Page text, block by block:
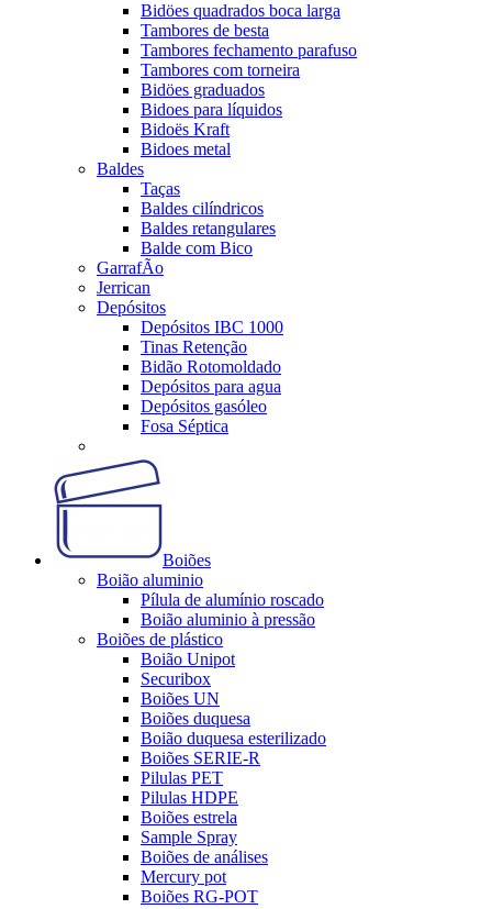
Bidöes quadrados boca larga
Tambores de besta
Tambores fechamento parafuso
Tambores com torneira
Bidöes graduados
Bidoes para líquidos
Bidoës Kraft
Bidoes metal
Baldes
Taças
Baldes cilíndricos
Baldes retangulares
Balde com Bico
GarrafÃo
Jerrican
Depósitos
Depósitos IBC 1000
Tinas Retenção
Bidão Rotomoldado
Depósitos para agua
Depósitos gasóleo
Fosa Séptica
Boiões
Boião aluminio
Pílula de alumínio roscado
Boião aluminio à pressão
Boiões de plástico
Boião Unipot
Securibox
Boiões UN
Boiões duquesa
Boião duquesa esterilizado
Boiões SERIE-R
Pilulas PET
Pilulas HDPE
Boiões estrela
Sample Spray
Boiões de análises
Mercury pot
Boiões RG-POT